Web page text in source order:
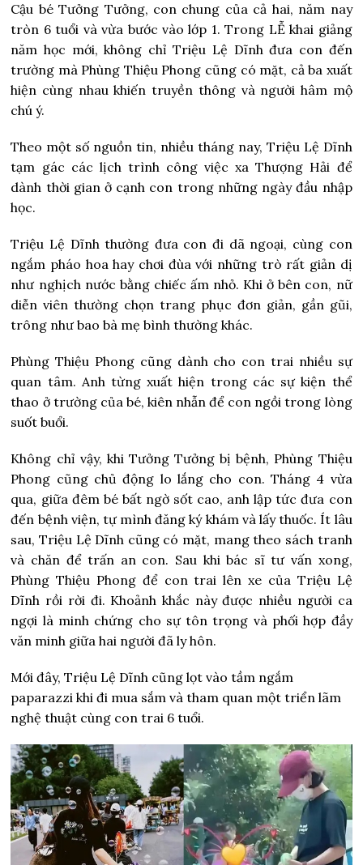
Cậu bé Tưởng Tưởng, con chung của cả hai, năm nay
tròn 6 tuổi và vừa bước vào lớp 1. Trong LỄ khai giảng
năm học mới, không chỉ Triệu Lệ Dĩnh đưa con đến
trường mà Phùng Thiệu Phong cũng có mặt, cả ba xuất
hiện cùng nhau khiến truyền thông và người hâm mộ
chú ý.
Theo một số nguồn tin, nhiều tháng nay, Triệu Lệ Dĩnh
tạm gác các lịch trình công việc xa Thượng Hải để
dành thời gian ở cạnh con trong những ngày đầu nhập
học.
Triệu Lệ Dĩnh thường đưa con đi dã ngoại, cùng con
ngắm pháo hoa hay chơi đùa với những trò rất giản dị
như nghịch nước bằng chiếc ấm nhỏ. Khi ở bên con, nữ
diễn viên thường chọn trang phục đơn giản, gần gũi,
trông như bao bà mẹ bình thường khác.
Phùng Thiệu Phong cũng dành cho con trai nhiều sự
quan tâm. Anh từng xuất hiện trong các sự kiện thể
thao ở trường của bé, kiên nhẫn để con ngồi trong lòng
suốt buổi.
Không chỉ vậy, khi Tưởng Tưởng bị bệnh, Phùng Thiệu
Phong cũng chủ động lo lắng cho con. Tháng 4 vừa
qua, giữa đêm bé bất ngờ sốt cao, anh lập tức đưa con
đến bệnh viện, tự mình đăng ký khám và lấy thuốc. Ít lâu
sau, Triệu Lệ Dĩnh cũng có mặt, mang theo sách tranh
và chăn để trấn an con. Sau khi bác sĩ tư vấn xong,
Phùng Thiệu Phong để con trai lên xe của Triệu Lệ
Dĩnh rồi rời đi. Khoảnh khắc này được nhiều người ca
ngợi là minh chứng cho sự tôn trọng và phối hợp đầy
văn minh giữa hai người đã ly hôn.
Mới đây, Triệu Lệ Dĩnh cũng lọt vào tầm ngắm
paparazzi khi đi mua sắm và tham quan một triển lãm
nghệ thuật cùng con trai 6 tuổi.